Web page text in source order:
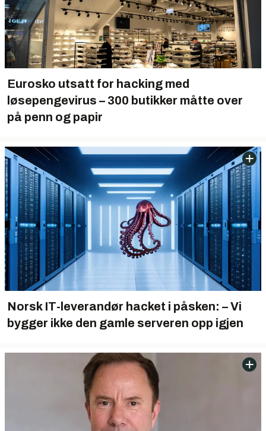
Eurosko utsatt for hacking med
løsepengevirus – 300 butikker måtte over
på penn og papir
Norsk IT-leverandør hacket i påsken: – Vi
bygger ikke den gamle serveren opp igjen